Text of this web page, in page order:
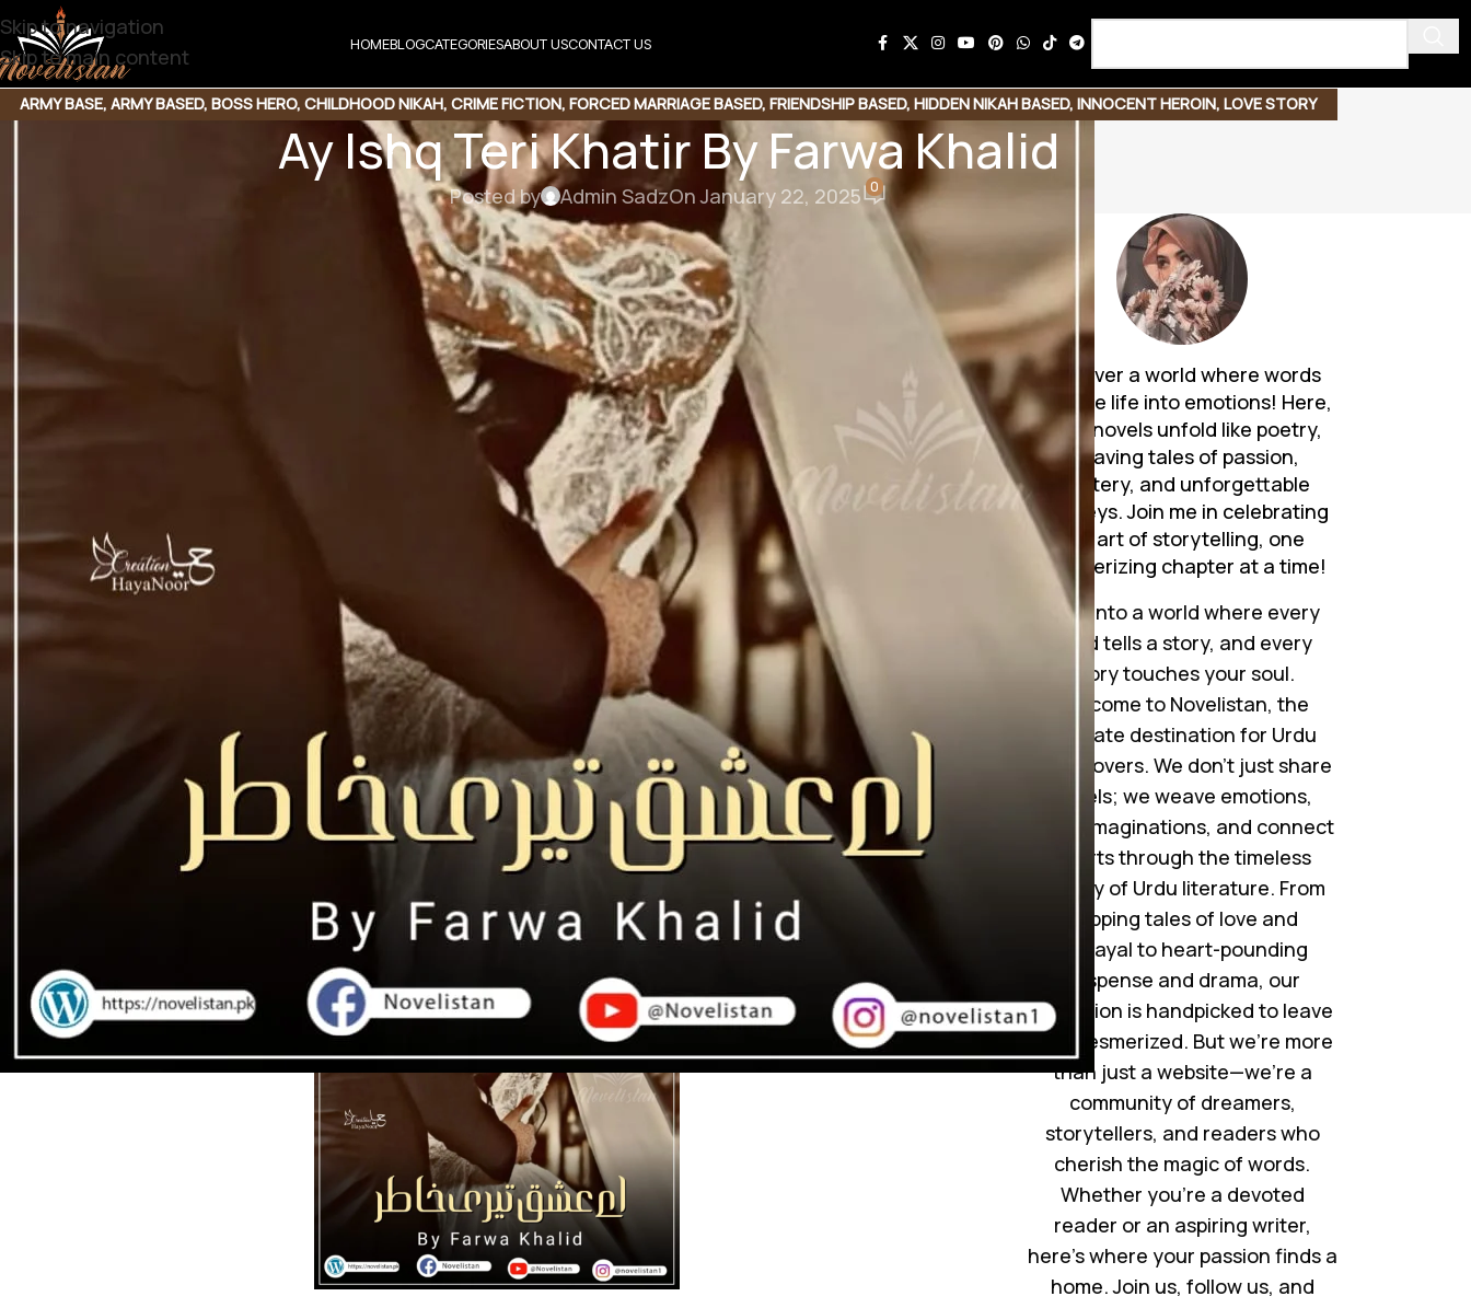
Skip to navigation
Skip to main content
HOMEBLOGCATEGORIESABOUT USCONTACT US
ARMY BASE, ARMY BASED, BOSS HERO, CHILDHOOD NIKAH, CRIME FICTION, FORCED MARRIAGE BASED, FRIENDSHIP BASED, HIDDEN NIKAH BASED, INNOCENT HEROIN, LOVE STORY
MULTIPLE COUPLE, MYSTERY , PAST STORY BASED ,REVENGE BASED,ROMANTIC URDU NOVEL RUDE HERO BASED ,STRONG HEROIN
Ay Ishq Teri Khatir By Farwa Khalid
Posted by Admin SadzOn January 22, 2025 0
Ay Ishq Teri Khatir By Farwa Khalid
ارتضٰی لائٹ آن کرکے بیڈ کی طرف بڑھا. وہ اِس وقت بلیک ٹراؤزر شرٹ میں دراز قد کے ساتھ
اُلجھا بکھرا ماہ روش کے دل کی دنیا ہلا گیا تھا. عنابی ہونٹ ہمیشہ کی طرح بھینچے ہوئے تھے.
مغرور کھڑی ناک اُس کی شخصیت کے رعب میں مزید اضافہ کر رہی تھی. ماہ روش اپنی سچویشن
بھلائے بے خود سی اُسے دیکھے گئی تھی. لیکن اگلے ہی لمحے سُرخ ہوتے پردہ آگے کردیا تھا
کیونکہ ارتضٰی اپنی شرٹ کے بعد اب نیچے پہنی بلیک بنیان بھی اُتار چکا تھا.
اُس کا کسرتی جسم بغیر شرٹ کے دیکھ ماہ روش پسینہ پسینہ ہوتی پیچھے ہوگئی تھی.
” یا ﷲ جی یہ مجھے کیا ہورہا ہے. “
ماہ روش کا دل تو پہلے ہی اِس ستمگر کا دیوانہ تھا. مگر یہ جاننے کے بعد کے وہ اُس کا محرم ہے
دل مزید اُس کی طرف ہمک رہا تھا. جس کی دھڑکنوں کو کنٹرول کرتی ماہ روش ہلکان ہوئی جارہی تھی.
Discover a world where words
breathe life into emotions! Here,
Urdu novels unfold like poetry,
weaving tales of passion,
mystery, and unforgettable
journeys. Join me in celebrating
the art of storytelling, one
mesmerizing chapter at a time!
Step into a world where every
word tells a story, and every
story touches your soul.
Welcome to Novelistan, the
ultimate destination for Urdu
novel lovers. We don’t just share
novels; we weave emotions,
ignite imaginations, and connect
hearts through the timeless
beauty of Urdu literature. From
gripping tales of love and
betrayal to heart-pounding
suspense and drama, our
collection is handpicked to leave
you mesmerized. But we’re more
than just a website—we’re a
community of dreamers,
storytellers, and readers who
cherish the magic of words.
Whether you’re a devoted
reader or an aspiring writer,
here’s where your passion finds a
home. Join us, follow us, and